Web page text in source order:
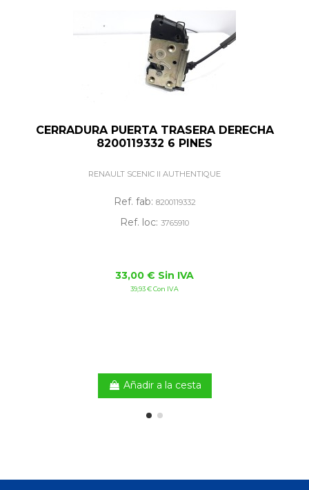
CERRADURA PUERTA TRASERA DERECHA
8200119332 6 PINES
RENAULT SCENIC II AUTHENTIQUE
Ref. fab: 8200119332
Ref. loc: 3765910
33,00 € Sin IVA
39,93 € Con IVA
Añadir a la cesta